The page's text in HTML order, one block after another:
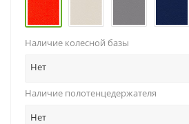
Наличие колесной базы
Нет
Наличие полотенцедержателя
Нет